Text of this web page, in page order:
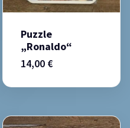
Puzzle
„Ronaldo“
14,00 €